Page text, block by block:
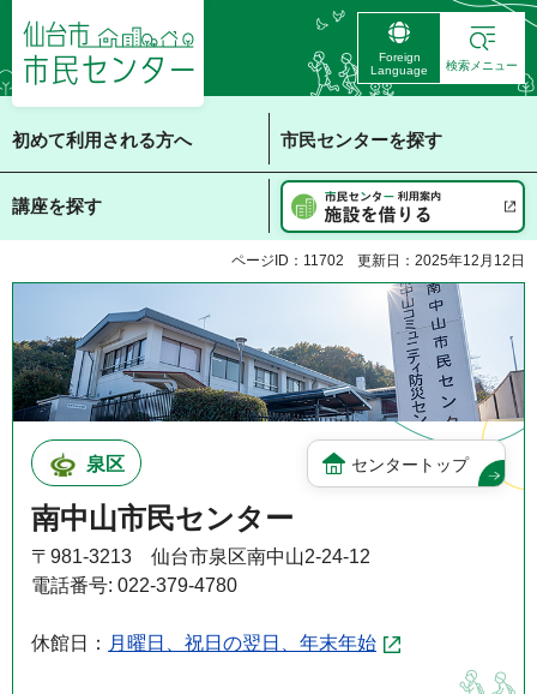
仙台市 市民センタ
ー
Foreign
Language
検索メニュー
初めて利用される方へ 市民センターを探す
講座を探す
ページID：11702 更新日：2025年12月12日
泉区 センタートップ
南中山市民センター
〒981-3213 仙台市泉区南中山2-24-12
電話番号: 022-379-4780
休館日： 月曜日、祝日の翌日、年末年始